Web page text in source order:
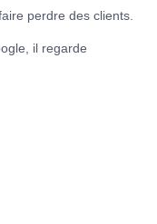
perdre des clients.
il regarde